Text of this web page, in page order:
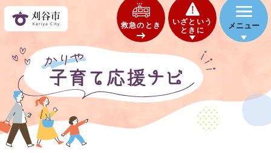
救急のとき
いざという
ときに
メニュー